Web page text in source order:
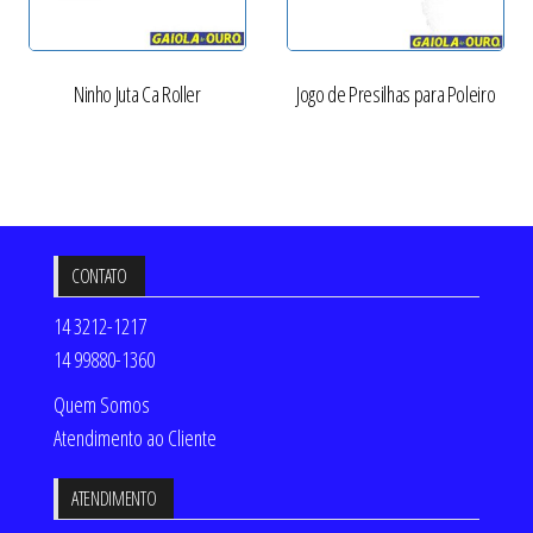
Ninho Juta Ca Roller Jogo de Presilhas para Poleiro
CONTATO
14 3212-1217
14 99880-1360
Quem Somos
Atendimento ao Cliente
ATENDIMENTO